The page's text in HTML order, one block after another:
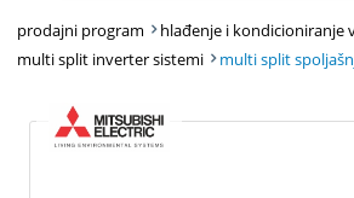
prodajni program hlađenje i kondicioniranje
multi split inverter sistemi
multi split